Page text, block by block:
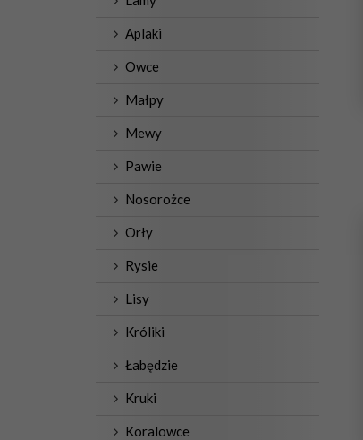
Aplaki
Owce
Małpy
Mewy
Pawie
Nosorożce
Orły
Rysie
Lisy
Króliki
Łabędzie
Kruki
Koralowce